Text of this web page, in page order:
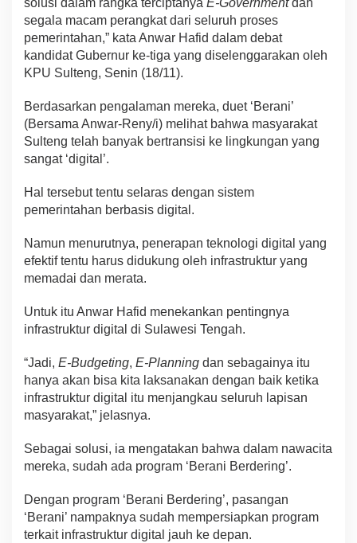
segala macam perangkat dari seluruh proses
pemerintahan,” kata Anwar Hafid dalam debat
kandidat Gubernur ke-tiga yang diselenggarakan oleh
KPU Sulteng, Senin (18/11).
Berdasarkan pengalaman mereka, duet ‘Berani’
(Bersama Anwar-Reny/i) melihat bahwa masyarakat
Sulteng telah banyak bertransisi ke lingkungan yang
sangat ‘digital’.
Hal tersebut tentu selaras dengan sistem
pemerintahan berbasis digital.
Namun menurutnya, penerapan teknologi digital yang
efektif tentu harus didukung oleh infrastruktur yang
memadai dan merata.
Untuk itu Anwar Hafid menekankan pentingnya
infrastruktur digital di Sulawesi Tengah.
“Jadi, E-Budgeting, E-Planning dan sebagainya itu
hanya akan bisa kita laksanakan dengan baik ketika
infrastruktur digital itu menjangkau seluruh lapisan
masyarakat,” jelasnya.
Sebagai solusi, ia mengatakan bahwa dalam nawacita
mereka, sudah ada program ‘Berani Berdering’.
Dengan program ‘Berani Berdering’, pasangan
‘Berani’ nampaknya sudah mempersiapkan program
terkait infrastruktur digital jauh ke depan.